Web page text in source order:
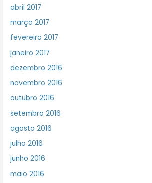
abril 2017
março 2017
fevereiro 2017
janeiro 2017
dezembro 2016
novembro 2016
outubro 2016
setembro 2016
agosto 2016
julho 2016
junho 2016
maio 2016